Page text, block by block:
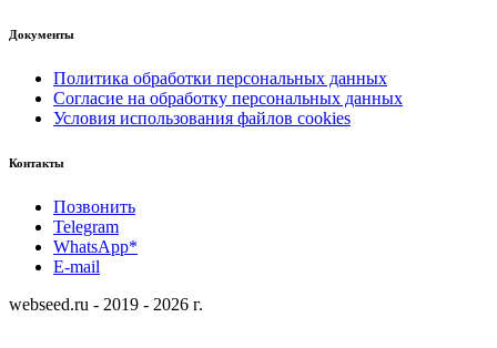
Документы
Политика обработки персональных данных
Согласие на обработку персональных данных
Условия использования файлов cookies
Контакты
Позвонить
Telegram
WhatsApp*
E-mail
webseed.ru - 2019 - 2026 г.